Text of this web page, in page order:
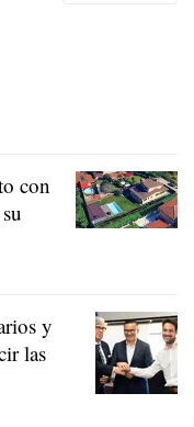
con
y
las